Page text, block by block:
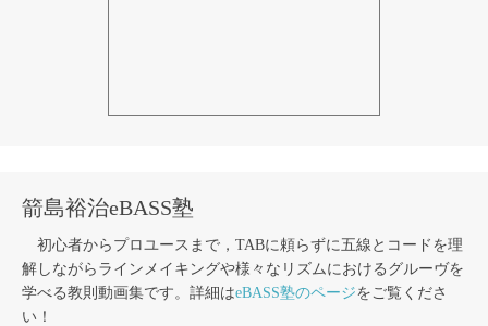
箭島裕治eBASS塾
初心者からプロユースまで，TABに頼らずに五線とコードを理
解しながらラインメイキングや様々なリズムにおけるグルーヴを
学べる教則動画集です。詳細はeBASS塾のページをご覧くださ
い！